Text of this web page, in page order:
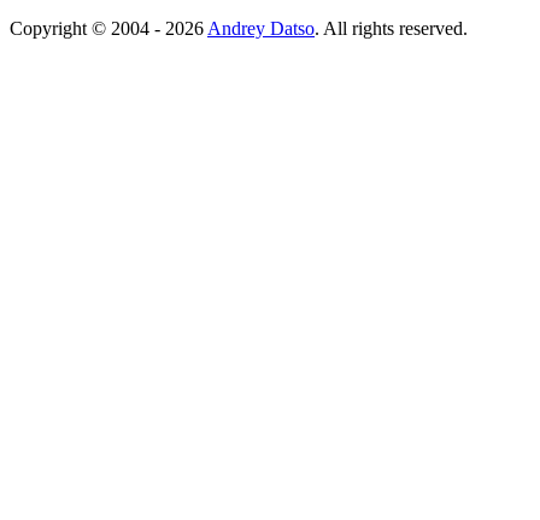
Copyright © 2004 - 2026Andrey Datso. All rights reserved.